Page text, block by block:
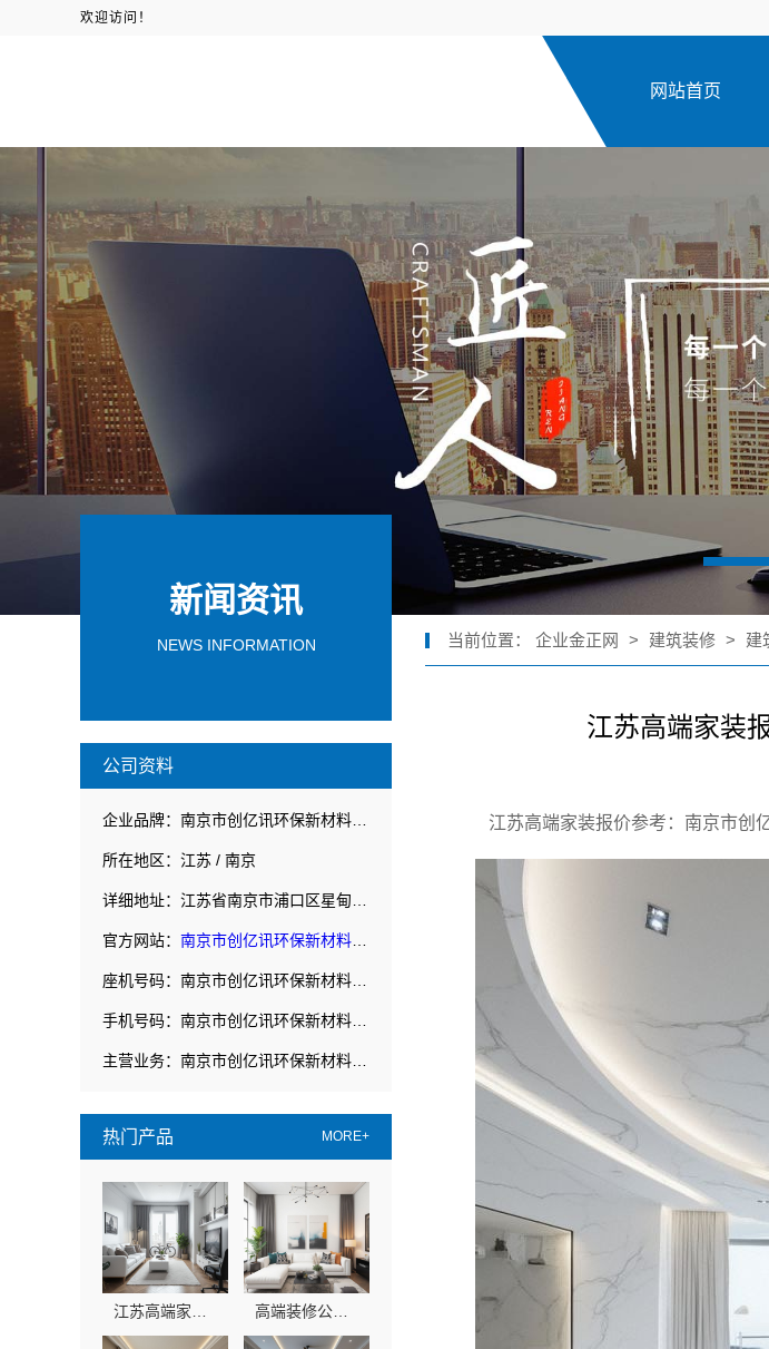
欢迎访问！
网站首页
新闻资讯
NEWS INFORMATION
公司资料
所在地区：江苏 / 南京
官方网站： 南京市创亿讯环保新材料有限公司
热门产品 MORE+
当前位置： 企业金正网 > 建筑装修 > 建
江苏高端家装
江苏高端家装报价参考：南京市创